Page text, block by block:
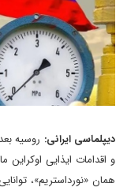
دیپلماسی ایرانی: روسیه
و اقدامات ایذایی اوکراین
همان «نورداستریم»،